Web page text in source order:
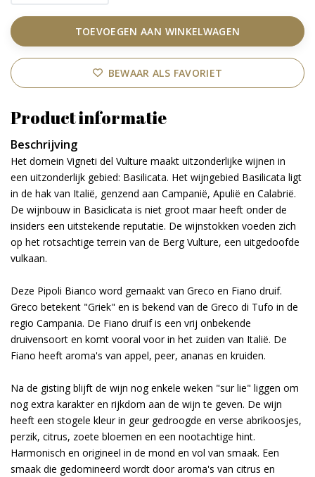
TOEVOEGEN AAN WINKELWAGEN
BEWAAR ALS FAVORIET
Product informatie
Beschrijving
Het domein Vigneti del Vulture maakt uitzonderlijke wijnen in
een uitzonderlijk gebied: Basilicata. Het wijngebied Basilicata ligt
in de hak van Italië, genzend aan Campanië, Apulië en Calabrië.
De wijnbouw in Basiclicata is niet groot maar heeft onder de
insiders een uitstekende reputatie. De wijnstokken voeden zich
op het rotsachtige terrein van de Berg Vulture, een uitgedoofde
vulkaan.
Deze Pipoli Bianco word gemaakt van Greco en Fiano druif.
Greco betekent "Griek" en is bekend van de Greco di Tufo in de
regio Campania. De Fiano druif is een vrij onbekende
druivensoort en komt vooral voor in het zuiden van Italië. De
Fiano heeft aroma's van appel, peer, ananas en kruiden.
Na de gisting blijft de wijn nog enkele weken "sur lie" liggen om
nog extra karakter en rijkdom aan de wijn te geven. De wijn
heeft een stogele kleur in geur gedroogde en verse abrikoosjes,
perzik, citrus, zoete bloemen en een nootachtige hint.
Harmonisch en origineel in de mond en vol van smaak. Een
smaak die gedomineerd wordt door aroma's van citrus en